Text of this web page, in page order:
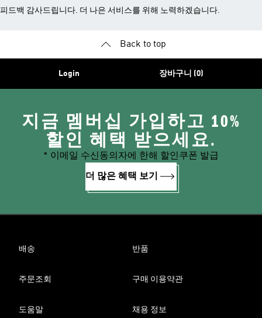
피드백 감사드립니다. 더 나은 서비스를 위해 노력하겠습니다.
Back to top
Login 장바구니 (0)
지금 멤버십 가입하고 10%
할인 혜택 받으세요.
* 이메일 수신동의자에 한해 할인쿠폰 발급
더 많은 혜택 보기
배송 반품
주문조회 구매 이용약관
도움말 채용 정보